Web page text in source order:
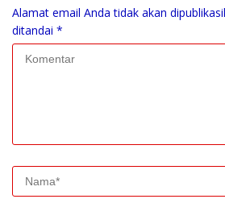
Alamat email Anda tidak akan
ditandai *